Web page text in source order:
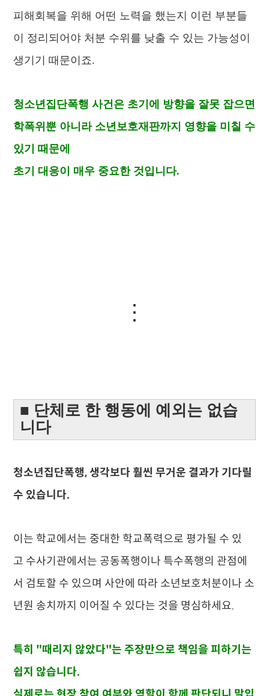
피해회복을 위해 어떤 노력을 했는지 이런 부분들
이 정리되어야 처분 수위를 낮출 수 있는 가능성이
생기기 때문이죠.
청소년집단폭행 사건은 초기에 방향을 잘못 잡으면
학폭위뿐 아니라 소년보호재판까지 영향을 미칠 수
있기 때문에
초기 대응이 매우 중요한 것입니다.
⋮
■ 단체로 한 행동에 예외는 없습
니다
청소년집단폭행, 생각보다 훨씬 무거운 결과가 기다릴
수 있습니다.
이는 학교에서는 중대한 학교폭력으로 평가될 수 있
고 수사기관에서는 공동폭행이나 특수폭행의 관점에
서 검토할 수 있으며 사안에 따라 소년보호처분이나 소
년원 송치까지 이어질 수 있다는 것을 명심하세요.
특히 "때리지 않았다"는 주장만으로 책임을 피하기는
쉽지 않습니다.